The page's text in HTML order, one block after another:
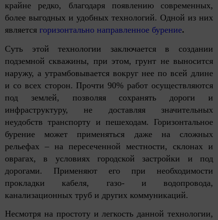
крайне редко, благодаря появлению современных,
более выгодных и удобных технологий. Одной из них
является горизонтально направленное бурение.
Суть этой технологии заключается в создании
подземной скважины, при этом, грунт не выносится
наружу, а утрамбовывается вокруг нее по всей длине
и со всех сторон. Прочти 90% работ осуществляются
под землей, позволяя сохранять дороги и
инфраструктуру, не доставляя значительных
неудобств транспорту и пешеходам. Горизонтальное
бурение может применяться даже на сложных
рельефах – на пересеченной местности, склонах и
оврагах, в условиях городской застройки и под
дорогами. Применяют его при необходимости
прокладки кабеля, газо- и водопровода,
канализационных труб и других коммуникаций.
Несмотря на простоту и легкость данной технологии,